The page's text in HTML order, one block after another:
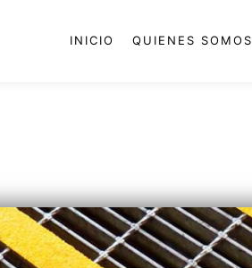
INICIO QUIENES SOMOS